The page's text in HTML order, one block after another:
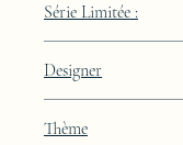
Série Limitée :
Designer
Thème